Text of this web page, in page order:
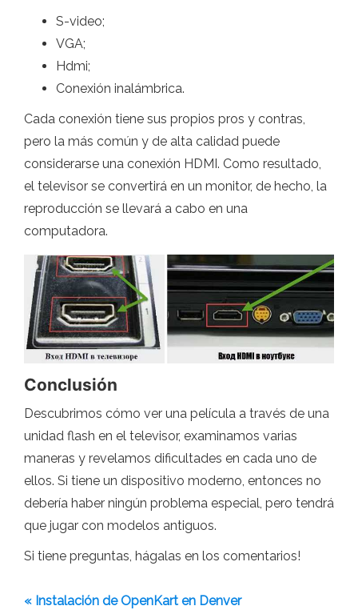
S-video;
VGA;
Hdmi;
Conexión inalámbrica.
Cada conexión tiene sus propios pros y contras,
pero la más común y de alta calidad puede
considerarse una conexión HDMI. Como resultado,
el televisor se convertirá en un monitor, de hecho, la
reproducción se llevará a cabo en una
computadora.
Conclusión
Descubrimos cómo ver una película a través de una
unidad flash en el televisor, examinamos varias
maneras y revelamos dificultades en cada uno de
ellos. Si tiene un dispositivo moderno, entonces no
debería haber ningún problema especial, pero tendrá
que jugar con modelos antiguos.
Si tiene preguntas, hágalas en los comentarios!
« Instalación de OpenKart en Denver